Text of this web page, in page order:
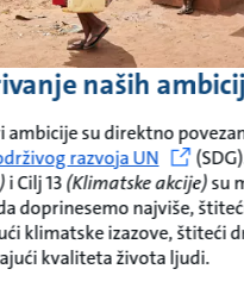
naših
ambicije su direktno
razvoja UN
i Cilj 13(Klimatske akcije)su
doprinesemo najviše,
klimatske izazove, štiteći
kvaliteta života ljudi.